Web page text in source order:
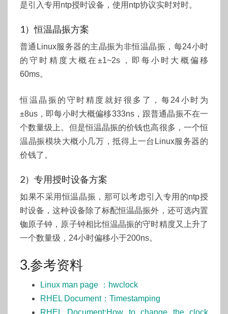
是引入专用ntp授时设备，使用ntp协议实时对时。
1）恒温晶振方案
普通Linux服务器的主晶振为非恒温晶振，每24小时
的守时精度大概在±1~2s，即每小时大概偏移
60ms。
恒温晶振的守时精度就好很多了，每24小时为
±8us，即每小时大概偏移333ns，跟普通晶振不在一
个数量级上。但是恒温晶振的价钱也高很多，一个恒
温晶振模块大概小几万，抵得上一台Linux服务器的
价钱了。
2）专用授时设备方案
如果不采用恒温晶振，那可以考虑引入专用的ntp授
时设备，这种设备除了标配恒温晶振外，还可选内置
铷原子钟，原子钟相比恒温晶振的守时精度又上升了
一个数量级，24小时偏移小于200ns。
3.参考资料
Linux man page ：hwclock
RHEL Document：Timestamping